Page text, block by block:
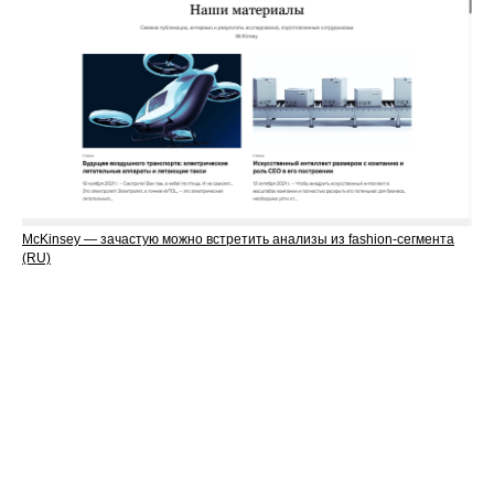
McKinsey — зачастую можно встретить анализы из fashion-сегмента
(RU)
РАССЫЛКА ВКЛЮЧАЕТ СТАТЬИ
О МАРКЕТИНГЕ, INSPIRATION-СЕТЫ
И НОВОСТИ ОБ ОБНОВЛЕНИЯХ
ДО 4 ПИСЕМ В МЕСЯЦ.
НИКАКОГО СПАМА.